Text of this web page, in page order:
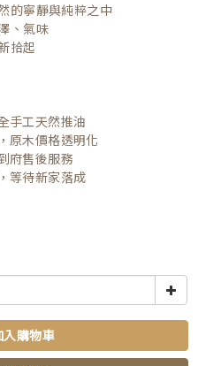
的寧靜與純粹之中
、氣味
拾起
手工天然推油
原木價格透明化
府售後服務
等待新家落成
入購物車